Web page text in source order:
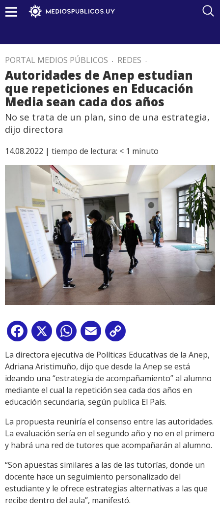
PORTAL MEDIOS PÚBLICOS . REDES .
Autoridades de Anep estudian
que repeticiones en Educación
Media sean cada dos años
No se trata de un plan, sino de una estrategia,
dijo directora
14.08.2022 | tiempo de lectura: < 1 minuto
Facebook
X WhatsApp
Email
Link
La directora ejecutiva de Políticas Educativas de la Anep,
Adriana Aristimuño, dijo que desde la Anep se está
ideando una “estrategia de acompañamiento” al alumno
mediante el cual la repetición sea cada dos años en
educación secundaria, según publica El País.
La propuesta reuniría el consenso entre las autoridades.
La evaluación sería en el segundo año y no en el primero
y habrá una red de tutores que acompañarán al alumno.
“Son apuestas similares a las de las tutorías, donde un
docente hace un seguimiento personalizado del
estudiante y le ofrece estrategias alternativas a las que
recibe dentro del aula”, manifestó.